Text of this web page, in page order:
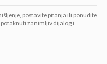
postavite pitanja ili ponudite
zanimljiv dijalog i